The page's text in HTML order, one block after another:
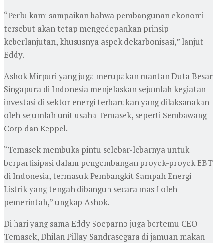
“Perlu kami sampaikan bahwa pembangunan ekonomi
tersebut akan tetap mengedepankan prinsip
keberlanjutan, khususnya aspek dekarbonisasi,” lanjut
Eddy.
Ashok Mirpuri yang juga merupakan mantan Duta Besar
Singapura di Indonesia menjelaskan sejumlah kegiatan
investasi di sektor energi terbarukan yang dilaksanakan
oleh sejumlah unit usaha Temasek, seperti Sembawang
Corp dan Keppel.
“Temasek membuka pintu selebar-lebarnya untuk
berpartisipasi dalam pengembangan proyek-proyek EBT
di Indonesia, termasuk Pembangkit Sampah Energi
Listrik yang tengah dibangun secara masif oleh
pemerintah,” ungkap Ashok.
Di hari yang sama Eddy Soeparno juga bertemu CEO
Temasek, Dhilan Pillay Sandrasegara di jamuan makan